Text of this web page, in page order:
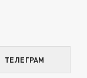
ТЕЛЕГРАМ